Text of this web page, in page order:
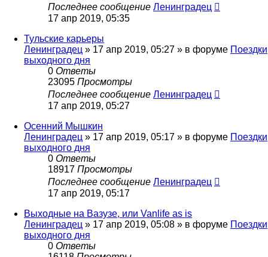
Последнее сообщение Ленинградец
17 апр 2019, 05:35
Тульские карьеры
Ленинградец » 17 апр 2019, 05:27 » в форуме Поездки
выходного дня
0 Ответы
23095 Просмотры
Последнее сообщение Ленинградец
17 апр 2019, 05:27
Осенний Мышкин
Ленинградец » 17 апр 2019, 05:17 » в форуме Поездки
выходного дня
0 Ответы
18917 Просмотры
Последнее сообщение Ленинградец
17 апр 2019, 05:17
Выходные на Вазузе, или Vanlife as is
Ленинградец » 17 апр 2019, 05:08 » в форуме Поездки
выходного дня
0 Ответы